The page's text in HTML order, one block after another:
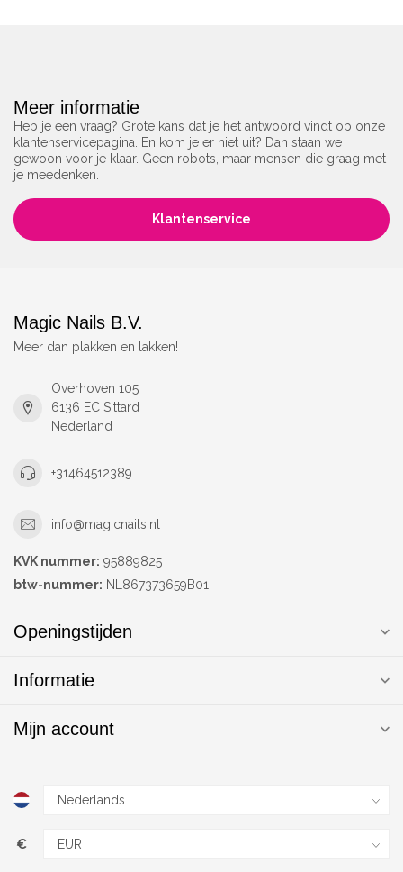
Meer informatie
Heb je een vraag? Grote kans dat je het antwoord vindt op onze
klantenservicepagina. En kom je er niet uit? Dan staan we
gewoon voor je klaar. Geen robots, maar mensen die graag met
je meedenken.
Klantenservice
Magic Nails B.V.
Meer dan plakken en lakken!
Overhoven 105
6136 EC Sittard
Nederland
+31464512389
info@magicnails.nl
KVK nummer: 95889825
btw-nummer: NL867373659B01
Openingstijden
Informatie
Mijn account
€